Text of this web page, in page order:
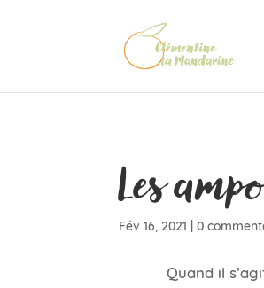
Les
Fév 16, 2021 |0
Quand il